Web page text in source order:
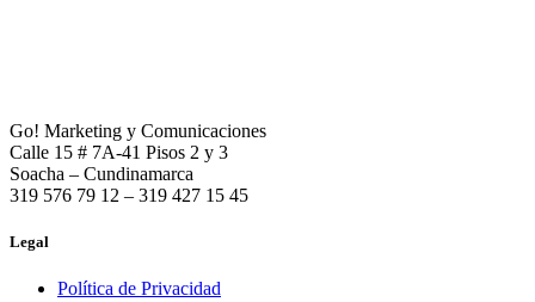
Go! Marketing y Comunicaciones
Calle 15 # 7A-41 Pisos 2 y 3
Soacha – Cundinamarca
319 576 79 12 – 319 427 15 45
Legal
Política de Privacidad